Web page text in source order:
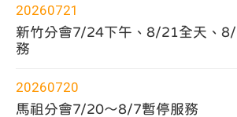
20260721
新竹分會7/24下午、8/21全天、
務
20260720
馬祖分會7/20～8/7暫停服務